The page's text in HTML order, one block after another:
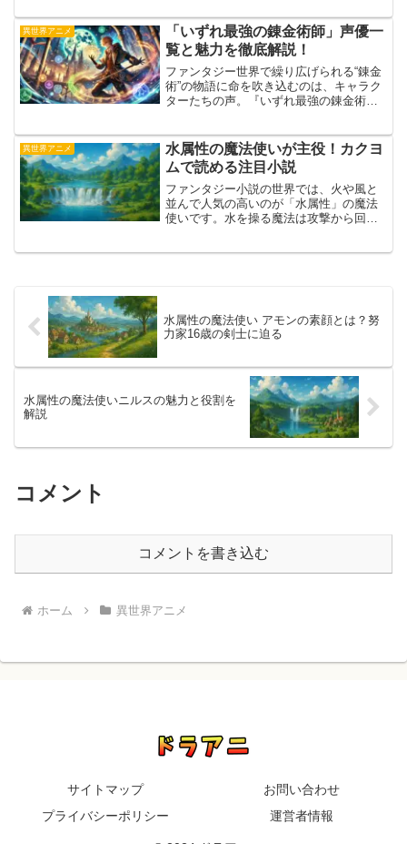
『素材採取家の異世界旅行記』のメイン
キャラクターを演じる声...
異世界アニメ
「いずれ最強の錬金術師」声優一
覧と魅力を徹底解説！
ファンタジー世界で繰り広げられる“錬金
術”の物語に命を吹き込むのは、キャラク
ターたちの声。『いずれ最強の錬金術
と感情を丁寧に表現しています。この記
事では、メインキャラク...
異世界アニメ
水属性の魔法使いが主役！カクヨ
ムで読める注目小説
ファンタジー小説の世界では、火や風と
並んで人気の高いのが「水属性」の魔法
使いです。水を操る魔法は攻撃から回復
水属性の魔法使い アモンの素顔とは？努
力家16歳の剣士に迫る
水属性の魔法使いニルスの魅力と役割を
解説
コメント
コメントを書き込む
ホーム 異世界アニメ
サイトマップ
お問い合わせ
プライバシーポリシー
運営者情報